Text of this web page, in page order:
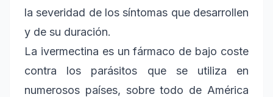
la severidad de los síntomas que desarrollen
y de su duración.
La ivermectina es un fármaco de bajo coste
contra los parásitos que se utiliza en
numerosos países, sobre todo de América